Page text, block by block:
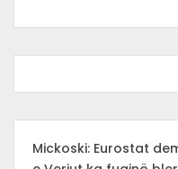
Mickoski: Eurostat